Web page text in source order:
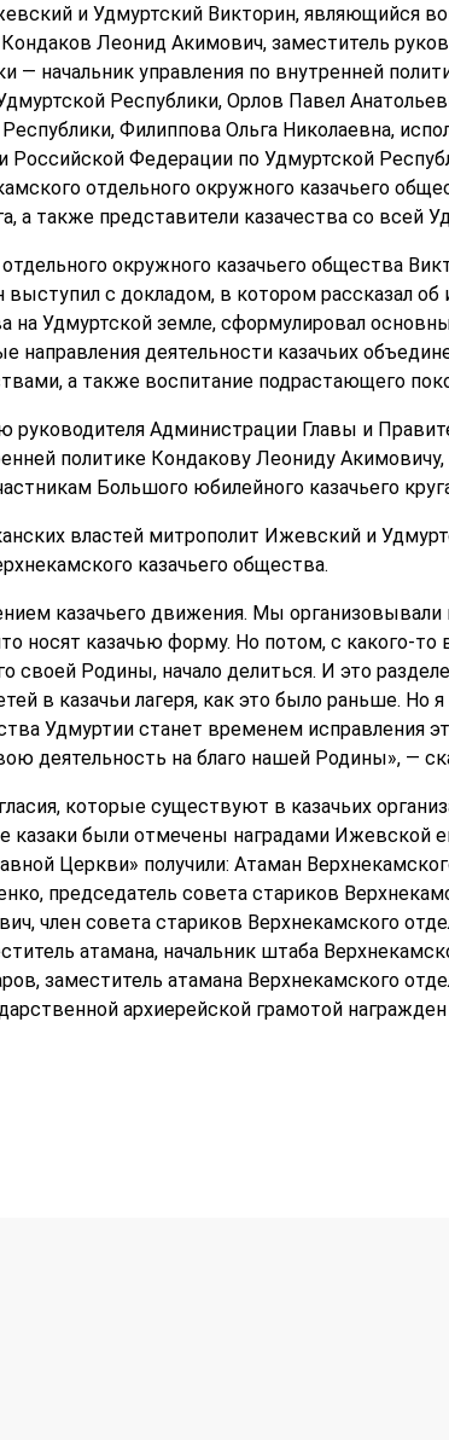
и Удмуртский Викторин, являющийся
Кондаков Леонид Акимович, заместитель
— начальник управления по внутренней
Республики, Орлов Павел
Филиппова Ольга Николаевна,
Российской Федерации по Удмуртской
отдельного окружного казачьего
а также представители казачества со всей
окружного казачьего общества
с докладом, в котором рассказал об
на Удмуртской земле, сформулировал
направления деятельности казачьих
а также воспитание подрастающего
руководителя Администрации Главы и
политике Кондакову Леониду
Большого юбилейного казачьего
властей митрополит Ижевский и
казачьего общества.
казачьего движения. Мы организовывали
носят казачью форму. Но потом, с какого-
своей Родины, начало делиться. И это
в казачьи лагеря, как это было раньше. Но
Удмуртии станет временем исправления
деятельность на благо нашей Родины», —
которые существуют в казачьих
казаки были отмечены наградами Ижевской
Церкви» получили: Атаман
председатель совета стариков
член совета стариков Верхнекамского
атамана, начальник штаба
заместитель атамана Верхнекамского
архиерейской грамотой